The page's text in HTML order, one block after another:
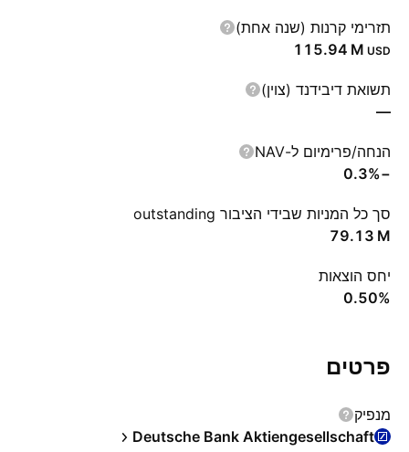
תזרימי קרנות (שנה אחת)
‪115.94 M‬ USD
תשואת דיבידנד (צוין)
—
הנחה/פרימיום ל-NAV
−0.3%
סך כל המניות שבידי הציבור outstanding
‪79.13 M‬
יחס הוצאות
0.50%
פרטים
מנפיק
Deutsche Bank Aktiengesellschaft